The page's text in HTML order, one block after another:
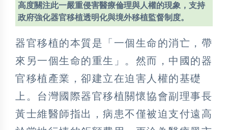
高度關注此一嚴重侵害醫療倫理與人權的現象，支持
政府強化器官移植透明化與境外移植監督制度。
器官移植的本質是「一個生命的消亡，帶
來另一個生命的重生」。然而，中國的器
官移植產業，卻建立在迫害人權的基礎
上。台灣國際器官移植關懷協會副理事長
黃士維醫師指出，病患不僅被迫支付遠高